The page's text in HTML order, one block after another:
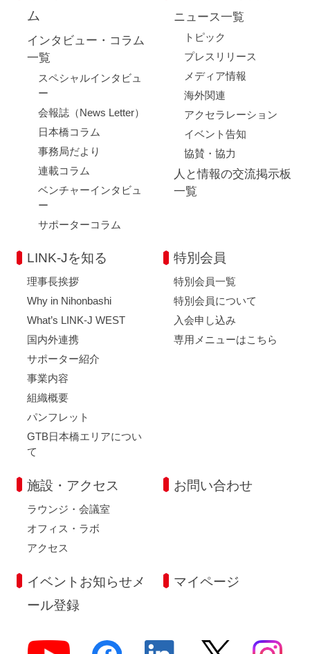
ム
インタビュー・コラム
一覧
スペシャルインタビュ
ー
会報誌（News Letter）
日本橋コラム
事務局だより
連載コラム
ベンチャーインタビュ
ー
サポーターコラム
ニュース一覧
トピック
プレスリリース
メディア情報
海外関連
アクセラレーション
イベント告知
協賛・協力
人と情報の交流掲示板
一覧
LINK-Jを知る
理事長挨拶
Why in Nihonbashi
What’s LINK-J WEST
国内外連携
サポーター紹介
事業内容
組織概要
パンフレット
GTB日本橋エリアについ
て
特別会員
特別会員一覧
特別会員について
入会申し込み
専用メニューはこちら
施設・アクセス
ラウンジ・会議室
オフィス・ラボ
アクセス
お問い合わせ
イベントお知らせメ
ール登録
マイページ